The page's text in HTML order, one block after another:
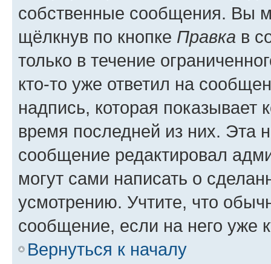
собственные сообщения. Вы
щёлкнув по кнопке Правка в
только в течение
кто-то уже ответил на
надпись, которая показывает
время последней из них. Эта
сообщение редактировал
могут сами написать о
усмотрению. Учтите, что
сообщение, если на него уже
Вернуться к началу